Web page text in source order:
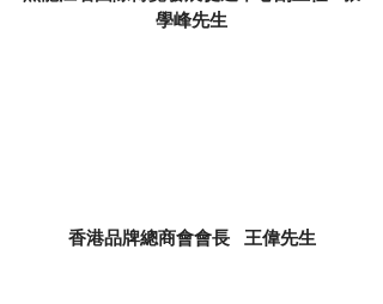
學峰先生
香港品牌總商會會長   王偉先生